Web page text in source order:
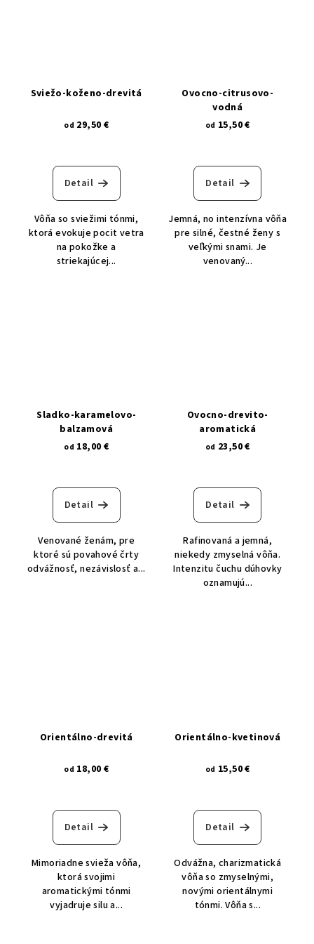
sviežo-koženo-drevitá
od 29,50 €
Detail
Vôňa so sviežimi tónmi,
ktorá evokuje pocit vetra
na pokožke a
striekajúcej...
ovocno-citrusovo-
vodná
od 15,50 €
Detail
Jemná, no intenzívna vôňa
pre silné, čestné ženy s
veľkými snami. Je
venovaný...
sladko-karamelovo-
balzamová
od 18,00 €
Detail
Venované ženám, pre
ktoré sú povahové črty
odvážnosť, nezávislosť a...
ovocno-drevito-
aromatická
od 23,50 €
Detail
Rafinovaná a jemná,
niekedy zmyselná vôňa.
Intenzitu čuchu dúhovky
oznamujú...
orientálno-drevitá
od 18,00 €
Detail
Mimoriadne svieža vôňa,
ktorá svojimi
aromatickými tónmi
vyjadruje silu a...
orientálno-kvetinová
od 15,50 €
Detail
Odvážna, charizmatická
vôňa so zmyselnými,
novými orientálnymi
tónmi. Vôňa s...